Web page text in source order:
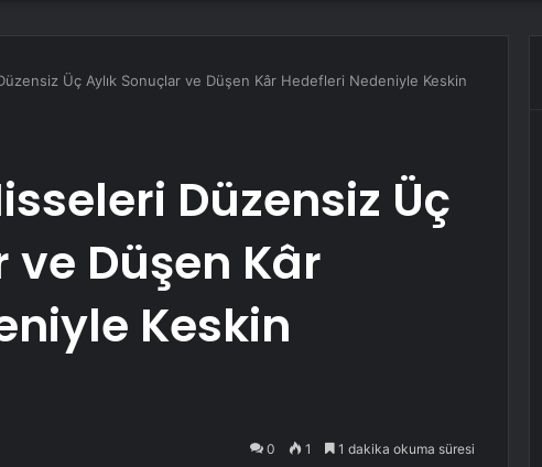
Üç Aylık Sonuçlar ve Düşen Kâr Hedefleri Nedeniyle Keskin
Düzensiz Üç
ve Düşen Kâr
Keskin
0 1 1 dakika okuma süresi